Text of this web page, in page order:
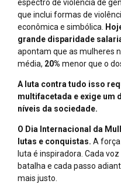
espectro de violência de
que inclui formas de
econômica e simbólica.
grande disparidade
apontam que as mulheres
média, 20% menor que o
A luta contra tudo isso
multifacetada e exige um
níveis da sociedade.
O Dia Internacional da
lutas e conquistas. A força
luta é inspiradora. Cada
batalha e cada passo
mais justo.